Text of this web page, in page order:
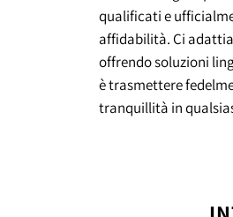
qualificati e
affidabilità. Ci
offrendo soluzioni
è trasmettere
tranquillità in